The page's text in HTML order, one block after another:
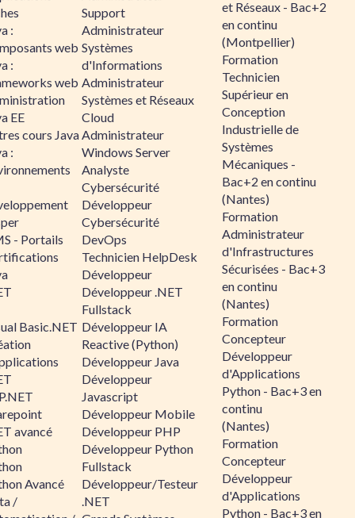
:
web
:
web
EE
cours Java
:
- Portails
Basic.NET
avancé
Avancé
/
Support
Administrateur
Systèmes
d'Informations
Administrateur
Systèmes et Réseaux
Cloud
Administrateur
Windows Server
Analyste
Cybersécurité
Développeur
Cybersécurité
DevOps
Technicien HelpDesk
Développeur
Développeur .NET
Fullstack
Développeur IA
Reactive (Python)
Développeur Java
Développeur
Javascript
Développeur Mobile
Développeur PHP
Développeur Python
Fullstack
Développeur/Testeur
.NET
et Réseaux - Bac+2
en continu
(Montpellier)
Formation
Technicien
Supérieur en
Conception
Industrielle de
Systèmes
Mécaniques -
Bac+2 en continu
(Nantes)
Formation
Administrateur
d'Infrastructures
Sécurisées - Bac+3
en continu
(Nantes)
Formation
Concepteur
Développeur
d'Applications
Python - Bac+3 en
continu
(Nantes)
Formation
Concepteur
Développeur
d'Applications
Python - Bac+3 en